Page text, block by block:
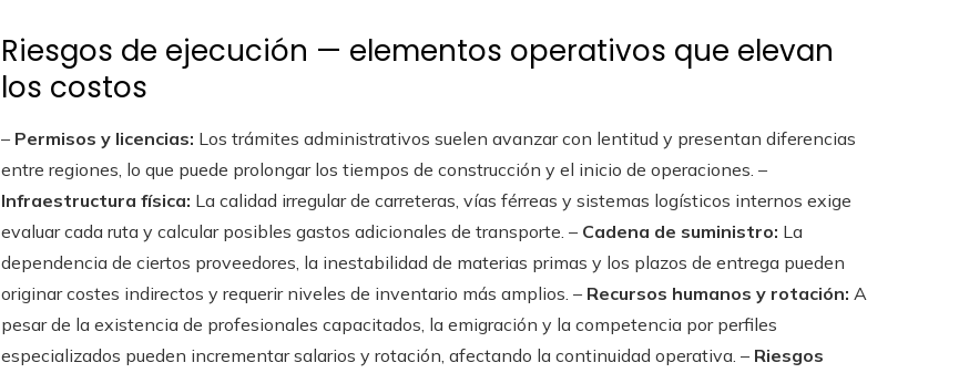
Riesgos de ejecución — elementos operativos que elevan
los costos
– Permisos y licencias: Los trámites administrativos suelen avanzar con lentitud y presentan diferencias
entre regiones, lo que puede prolongar los tiempos de construcción y el inicio de operaciones. –
Infraestructura física: La calidad irregular de carreteras, vías férreas y sistemas logísticos internos exige
evaluar cada ruta y calcular posibles gastos adicionales de transporte. – Cadena de suministro: La
dependencia de ciertos proveedores, la inestabilidad de materias primas y los plazos de entrega pueden
originar costes indirectos y requerir niveles de inventario más amplios. – Recursos humanos y rotación: A
pesar de la existencia de profesionales capacitados, la emigración y la competencia por perfiles
especializados pueden incrementar salarios y rotación, afectando la continuidad operativa. – Riesgos